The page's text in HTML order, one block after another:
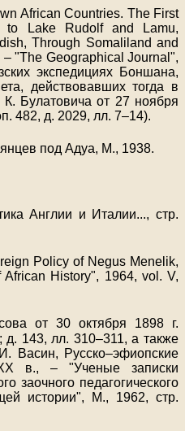
African Countries. The First
to Lake Rudolf and Lamu,
Through Somaliland and
"The Geographical Journal",
экспедициях Боншана,
действовавших тогда в
Булатовича от 27 ноября
482, д. 2029, лл. 7–14).
под Адуа, М., 1938.
Англии и Италии..., стр.
Policy of Negus Menelik,
History", 1964, vol. V,
от 30 октября 1898 г.
143, лл. 310–311, а также
Васин, Русско–эфиопские
в., – "Ученые записки
заочного педагогического
истории", М., 1962, стр.